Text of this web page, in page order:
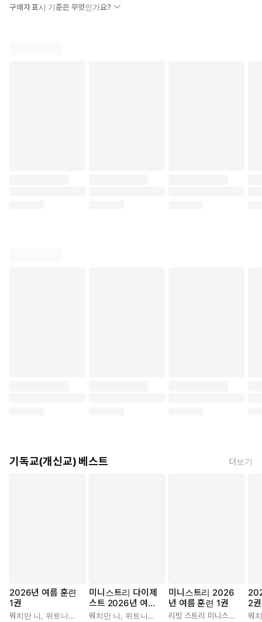
구매자 표시 기준은 무엇인가요?
기독교(개신교) 베스트 더보기
2026년 여름 훈련
1권
워치만 니 위트니스 리
미니스트리 다이제
스트 2026년 여름
훈련 1권
워치만 니 위트니스 리
미니스트리 2026
년 여름 훈련 1권
리빙 스트리 미니스트리 편집부
2권
워